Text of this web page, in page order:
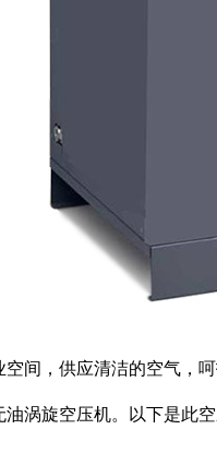
间，供应清洁的空气，
涡旋空压机。以下是此空